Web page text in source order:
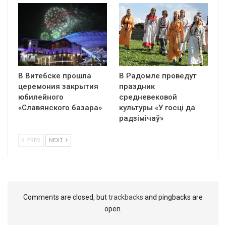
В Витебске прошла
церемония закрытия
юбилейного
«Славянского базара»
В Радомле проведут
праздник
средневековой
культуры «У госці да
радзімічаў»
PREV NEXT
Comments are closed, buttrackbacks and pingbacks are
open.